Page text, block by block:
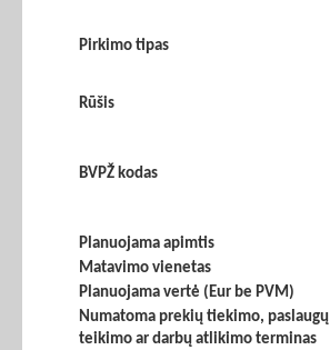
Pirkimo tipas
Rūšis
BVPŽ kodas
Planuojama apimtis
Matavimo vienetas
Planuojama vertė (Eur be PVM)
Numatoma prekių tiekimo, paslaugų
teikimo ar darbų atlikimo terminas